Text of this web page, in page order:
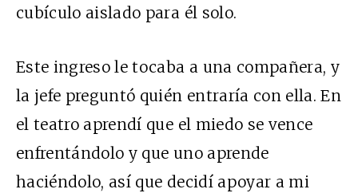
cubículo aislado para él solo.
Este ingreso le tocaba a una compañera, y
la jefe preguntó quién entraría con ella. En
el teatro aprendí que el miedo se vence
enfrentándolo y que uno aprende
haciéndolo, así que decidí apoyar a mi